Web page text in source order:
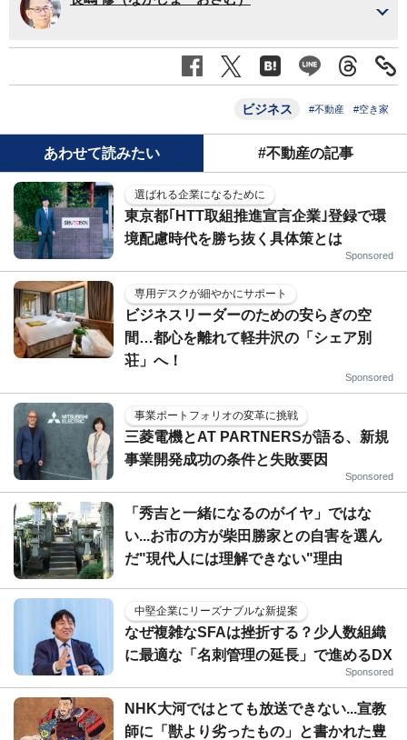
ビジネス #不動産 #空き家
あわせて読みたい #不動産の記事
選ばれる企業になるために
東京都｢HTT取組推進宣言企業｣登録で環
境配慮時代を勝ち抜く具体策とは
Sponsored
専用デスクが細やかにサポート
ビジネスリーダーのための安らぎの空
間…都心を離れて軽井沢の「シェア別
荘」へ！
Sponsored
事業ポートフォリオの変革に挑戦
三菱電機とAT PARTNERSが語る、新規
事業開発成功の条件と失敗要因
Sponsored
「秀吉と一緒になるのがイヤ」ではな
い...お市の方が柴田勝家との自害を選ん
だ"現代人には理解できない"理由
中堅企業にリーズナブルな新提案
なぜ複雑なSFAは挫折する？少人数組織
に最適な「名刺管理の延長」で進めるDX
Sponsored
NHK大河ではとても放送できない...宣教
師に「獣より劣ったもの」と書かれた豊